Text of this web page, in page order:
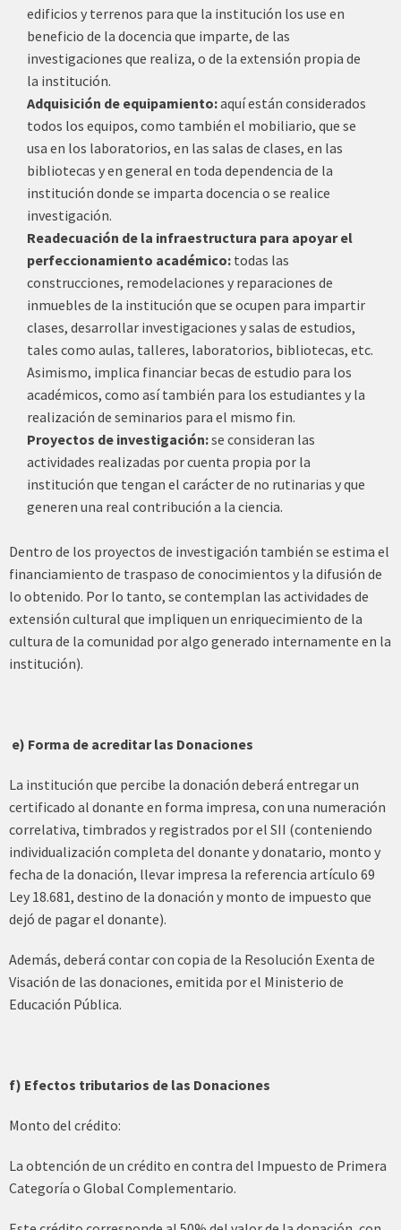
edificios y terrenos para que la institución los use en
beneficio de la docencia que imparte, de las
investigaciones que realiza, o de la extensión propia de
la institución.
Adquisición de equipamiento:aquí están considerados
todos los equipos, como también el mobiliario, que se
usa en los laboratorios, en las salas de clases, en las
bibliotecas y en general en toda dependencia de la
institución donde se imparta docencia o se realice
investigación.
Readecuación de la infraestructura para apoyar el
perfeccionamiento académico: todas las
construcciones, remodelaciones y reparaciones de
inmuebles de la institución que se ocupen para impartir
clases, desarrollar investigaciones y salas de estudios,
tales como aulas, talleres, laboratorios, bibliotecas, etc.
Asimismo, implica financiar becas de estudio para los
académicos, como así también para los estudiantes y la
realización de seminarios para el mismo fin.
Proyectos de investigación:se consideran las
actividades realizadas por cuenta propia por la
institución que tengan el carácter de no rutinarias y que
generen una real contribución a la ciencia.
Dentro de los proyectos de investigación también se estima el
financiamiento de traspaso de conocimientos y la difusión de
lo obtenido. Por lo tanto, se contemplan las actividades de
extensión cultural que impliquen un enriquecimiento de la
cultura de la comunidad por algo generado internamente en la
institución).
e) Forma de acreditar las Donaciones
La institución que percibe la donación deberá entregar un
certificado al donante en forma impresa, con una numeración
correlativa, timbrados y registrados por el SII (conteniendo
individualización completa del donante y donatario, monto y
fecha de la donación, llevar impresa la referencia artículo 69
Ley 18.681, destino de la donación y monto de impuesto que
dejó de pagar el donante).
Además, deberá contar con copia de la Resolución Exenta de
Visación de las donaciones, emitida por el Ministerio de
Educación Pública.
f) Efectos tributarios de las Donaciones
Monto del crédito:
La obtención de un crédito en contra del Impuesto de Primera
Categoría o Global Complementario.